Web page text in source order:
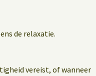
de relaxatie.
vereist, of wanneer